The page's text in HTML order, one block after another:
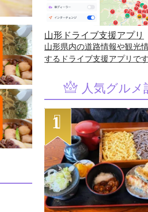
山形ドライブ支援アプリ
山形県内の道路情報や観光
するドライブ支援アプリです
人気グルメ